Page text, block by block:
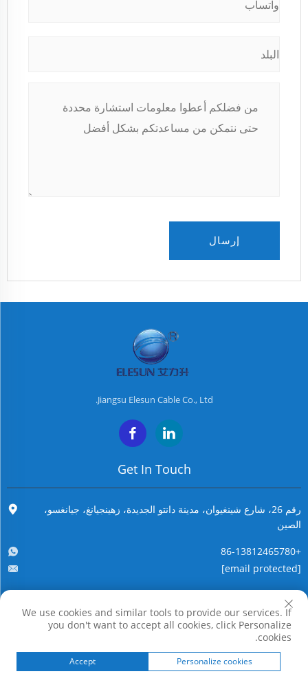
إرسال
Jiangsu Elesun Cable Co., Ltd.
Get In Touch
رقم 26، شارع شينغيوان، مدينة دانتو الجديدة، زهينجيانغ، جيانغسو،
الصين
+86-13812465780
[email protected]
حقوق النسخ محفوظة © شركة جيانغسو إيليسون كابل المحدودة. جميع الحقوق
محفوظة
We use cookies and similar tools to provide our services. If
you don't want to accept all cookies, click Personalize
cookies.
Personalize cookies
Accept